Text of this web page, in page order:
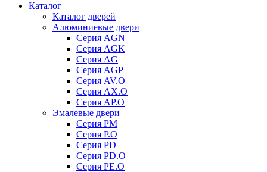
Каталог
Каталог дверей
Алюминиевые двери
Серия AGN
Серия AGK
Серия AG
Серия AGP
Серия AV.O
Серия AX.O
Серия AP.O
Эмалевые двери
Серия PM
Серия P.O
Серия PD
Серия PD.O
Серия PE.O